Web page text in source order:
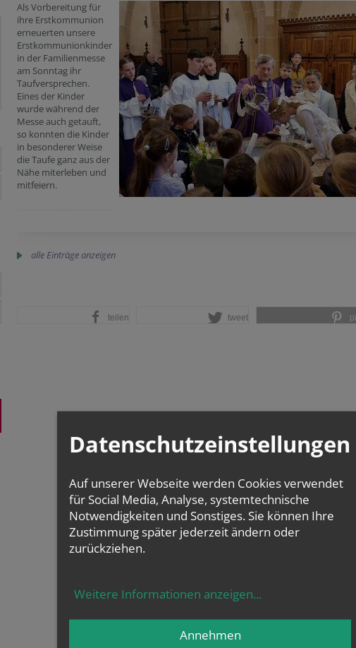
Als Vorbereitung für
ihre Erstkommunion
erneuerten unsere
Erstkommunionkinder
in der Familienmesse
am Sonntag ihr
Taufversprechen.
Eines der Kinder
wurde während der
Messe auch getauft,
so konnten die Kinder
in besonderer Weise
die Taufe ganz aus der
Nähe miterleben und
mitfeiern.
alle Einträge anzeigen
teilen tweet
Datenschutzeinstellungen
Auf unserer Webseite werden Cookies verwendet
für Social Media, Analyse, systemtechnische
Notwendigkeiten und Sonstiges. Sie können Ihre
Zustimmung später jederzeit ändern oder
zurückziehen.
Weitere Informationen anzeigen...
Annehmen